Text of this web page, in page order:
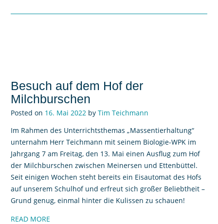
Besuch auf dem Hof der
Milchburschen
Posted on 16. Mai 2022 by Tim Teichmann
Im Rahmen des Unterrichtsthemas „Massentierhaltung“
unternahm Herr Teichmann mit seinem Biologie-WPK im
Jahrgang 7 am Freitag, den 13. Mai einen Ausflug zum Hof
der Milchburschen zwischen Meinersen und Ettenbüttel.
Seit einigen Wochen steht bereits ein Eisautomat des Hofs
auf unserem Schulhof und erfreut sich großer Beliebtheit –
Grund genug, einmal hinter die Kulissen zu schauen!
READ MORE